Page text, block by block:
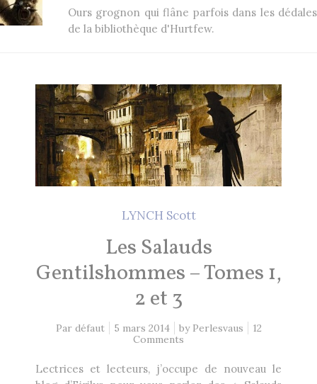
Lectures 2020
EN CE MOMENT, JE LIS…
Les Cités des Anciens, Intégrale 1
Robin Hobb
The Art of Heikala: Works and
Ours grognon qui flâne parfois dans les dédales
de la bibliothèque d'Hurtfew.
LYNCH Scott
Les Salauds
Gentilshommes – Tomes 1,
2 et 3
Par défaut 5 mars 2014 by Perlesvaus
12
Comments
Lectrices et lecteurs, j’occupe de nouveau le